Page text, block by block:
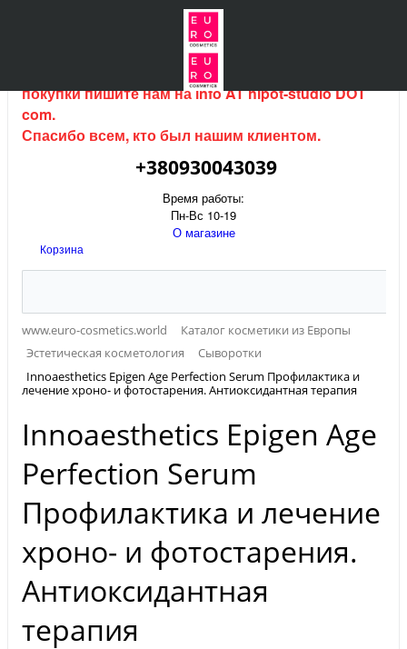
Интернет магазин (данный сайт) продается, для
покупки пишите нам наinfo AT hipot-studio DOT
com.
Спасибо всем, кто был нашим клиентом.
+380930043039
Время работы:
Пн-Вс 10-19
О магазине
Корзина
www.euro-cosmetics.world
Каталог косметики из Европы
Эстетическая косметология
Сыворотки
Innoaesthetics Epigen Age Perfection Serum Профилактика и
лечение хроно- и фотостарения. Антиоксидантная терапия
Innoaesthetics Epigen Age
Perfection Serum
Профилактика и лечение
хроно- и фотостарения.
Антиоксидантная
терапия